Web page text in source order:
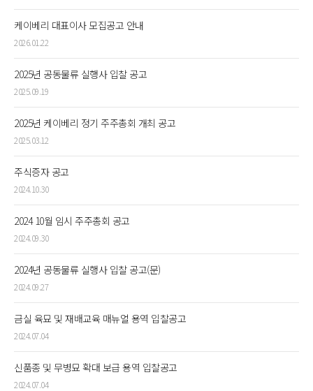
케이베리 대표이사 모집공고 안내
2026.01.22
2025년 공동물류 실행사 입찰 공고
2025.09.19
2025년 케이베리 정기 주주총회 개최 공고
2025.03.12
주식증자 공고
2024.10.30
2024 10월 임시 주주총회 공고
2024.09.30
2024년 공동물류 실행사 입찰 공고(문)
2024.09.27
금실 육묘 및 재배교육 매뉴얼 용역 입찰공고
2024.07.04
신품종 및 무병묘 확대 보급 용역 입찰공고
2024.07.04